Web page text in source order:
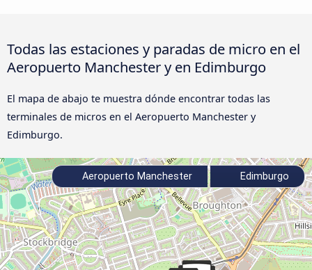
Todas las estaciones y paradas de micro en el
Aeropuerto Manchester y en Edimburgo
El mapa de abajo te muestra dónde encontrar todas las
terminales de micros en el Aeropuerto Manchester y
Edimburgo.
Aeropuerto Manchester Edimburgo